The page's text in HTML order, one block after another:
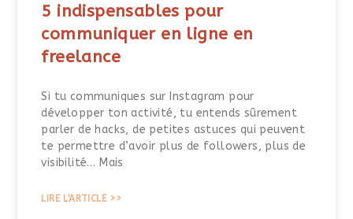
5 indispensables pour
communiquer en ligne en
freelance
Si tu communiques sur Instagram pour
développer ton activité, tu entends sûrement
parler de hacks, de petites astuces qui peuvent
te permettre d’avoir plus de followers, plus de
visibilité… Mais
LIRE L'ARTICLE >>